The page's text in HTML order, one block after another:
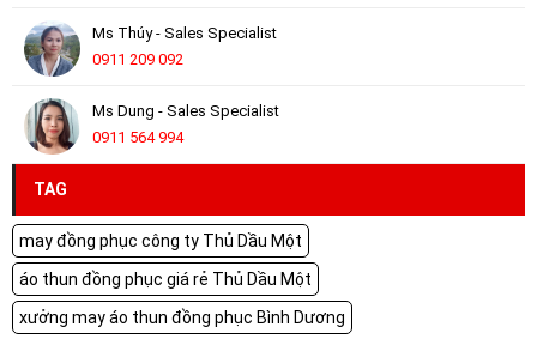
Ms Thúy - Sales Specialist
0911 209 092
Ms Dung - Sales Specialist
0911 564 994
TAG
may đồng phục công ty Thủ Dầu Một
áo thun đồng phục giá rẻ Thủ Dầu Một
xưởng may áo thun đồng phục Bình Dương